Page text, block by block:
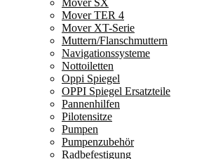
Mover TER 4
Mover XT-Serie
Muttern/Flanschmuttern
Navigationssysteme
Nottoiletten
Oppi Spiegel
OPPI Spiegel Ersatzteile
Pannenhilfen
Pilotensitze
Pumpen
Pumpenzubehör
Radbefestigung